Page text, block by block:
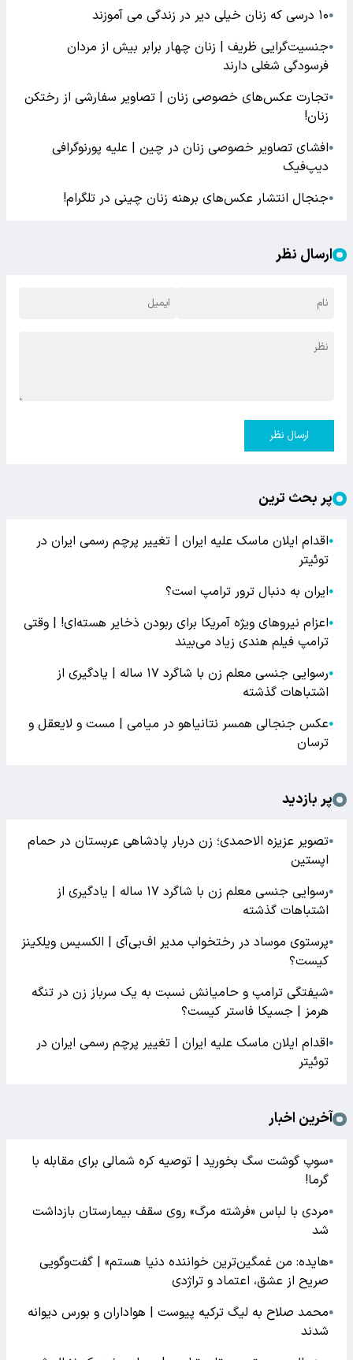
●۱۰ درسی که زنان خیلی دیر در زندگی می آموزند
●جنسیت‌گرایی ظریف | زنان چهار برابر بیش از مردان
فرسودگی شغلی دارند
●تجارت عکس‌های خصوصی زنان | تصاویر سفارشی از رختکن‌
زنان!
●افشای تصاویر خصوصی زنان در چین | علیه پورنوگرافی
دیپ‌فیک
●جنجال انتشار عکس‌های برهنه زنان چینی در تلگرام!
ارسال نظر
ارسال نظر
پر بحث ترین
●اقدام ایلان ماسک علیه ایران | تغییر پرچم رسمی ایران در
توئیتر
●ایران به دنبال ترور ترامپ است؟
●اعزام نیروهای ویژه آمریکا برای ربودن ذخایر هسته‌ای! | وقتی
ترامپ فیلم هندی زیاد می‌بیند
●
رسوایی جنسی معلم زن با شاگرد ۱۷ ساله | یادگیری از
اشتباهات گذشته
●عکس جنجالی همسر نتانیاهو در میامی | مست و لایعقل و
ترسان
پر بازدید
●تصویر عزیزه الاحمدی؛ زن دربار پادشاهی عربستان در حمام
اپستین
●
رسوایی جنسی معلم زن با شاگرد ۱۷ ساله | یادگیری از
اشتباهات گذشته
●پرستوی موساد در رختخواب مدیر اف‌بی‌آی | الکسیس ویلکینز
کیست؟
●شیفتگی ترامپ و حامیانش نسبت به یک سرباز زن در تنگه
هرمز | جسیکا فاستر کیست؟
●اقدام ایلان ماسک علیه ایران | تغییر پرچم رسمی ایران در
توئیتر
آخرین اخبار
●سوپ گوشت سگ بخورید | توصیه کره شمالی برای مقابله با
گرما!
●مردی با لباس «فرشته مرگ» روی سقف بیمارستان بازداشت
شد
●هایده: من غمگین‌ترین خواننده دنیا هستم» | گفت‌وگویی
صریح از عشق، اعتماد و تراژدی
●محمد صلاح به لیگ ترکیه پیوست | هواداران و بورس دیوانه
شدند